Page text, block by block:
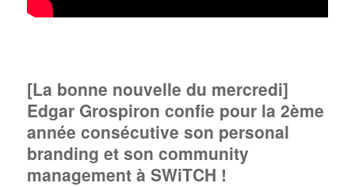
[La bonne nouvelle du mercredi]
Edgar Grospiron confie pour la 2ème
année consécutive son personal
branding et son community
management à SWiTCH !